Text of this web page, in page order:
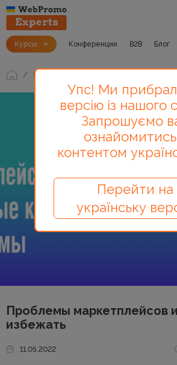
Курсы Конференции B2B Блог
Блог
Проблемы маркетплейсов
избежать
11.05.2022
Упс! Ми
версію із нашого
Запрошуємо
контентом
Перейти на
українську